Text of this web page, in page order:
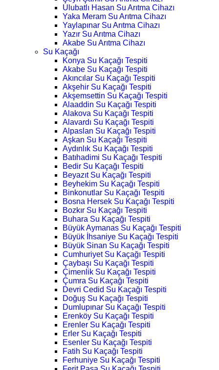
Ulubatlı Hasan Su Arıtma Cihazı
Yaka Meram Su Arıtma Cihazı
Yaylapınar Su Arıtma Cihazı
Yazır Su Arıtma Cihazı
Akabe Su Arıtma Cihazı
Su Kaçağı
Konya Su Kaçağı Tespiti
Akabe Su Kaçağı Tespiti
Akıncılar Su Kaçağı Tespiti
Akşehir Su Kaçağı Tespiti
Akşemsettin Su Kaçağı Tespiti
Alaaddin Su Kaçağı Tespiti
Alakova Su Kaçağı Tespiti
Alavardı Su Kaçağı Tespiti
Alpaslan Su Kaçağı Tespiti
Aşkan Su Kaçağı Tespiti
Aydınlık Su Kaçağı Tespiti
Batıhadimi Su Kaçağı Tespiti
Bedir Su Kaçağı Tespiti
Beyazıt Su Kaçağı Tespiti
Beyhekim Su Kaçağı Tespiti
Binkonutlar Su Kaçağı Tespiti
Bosna Hersek Su Kaçağı Tespiti
Bozkır Su Kaçağı Tespiti
Buhara Su Kaçağı Tespiti
Büyük Aymanas Su Kaçağı Tespiti
Büyük İhsaniye Su Kaçağı Tespiti
Büyük Sinan Su Kaçağı Tespiti
Cumhuriyet Su Kaçağı Tespiti
Çaybaşı Su Kaçağı Tespiti
Çimenlik Su Kaçağı Tespiti
Çumra Su Kaçağı Tespiti
Devri Cedid Su Kaçağı Tespiti
Doğuş Su Kaçağı Tespiti
Dumlupınar Su Kaçağı Tespiti
Erenköy Su Kaçağı Tespiti
Erenler Su Kaçağı Tespiti
Erler Su Kaçağı Tespiti
Esenler Su Kaçağı Tespiti
Fatih Su Kaçağı Tespiti
Ferhuniye Su Kaçağı Tespiti